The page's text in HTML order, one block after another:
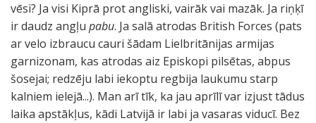
vēsi? Ja visi Kiprā prot angliski, vairāk vai mazāk. Ja riņķī
ir daudz angļu pabu. Ja salā atrodas British Forces (pats
ar velo izbraucu cauri šādam Lielbritānijas armijas
garnizonam, kas atrodas aiz Episkopi pilsētas, abpus
šosejai; redzēju labi iekoptu regbija laukumu starp
kalniem ielejā...). Man arī tīk, ka jau aprīlī var izjust tādus
laika apstākļus, kādi Latvijā ir labi ja vasaras viducī. Bez